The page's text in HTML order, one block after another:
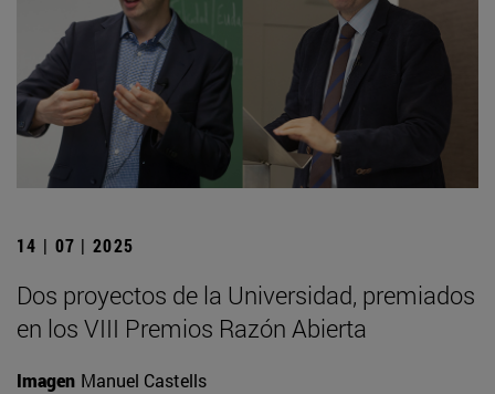
14 | 07 | 2025
Dos proyectos de la Universidad, premiados
en los VIII Premios Razón Abierta
Imagen Manuel Castells